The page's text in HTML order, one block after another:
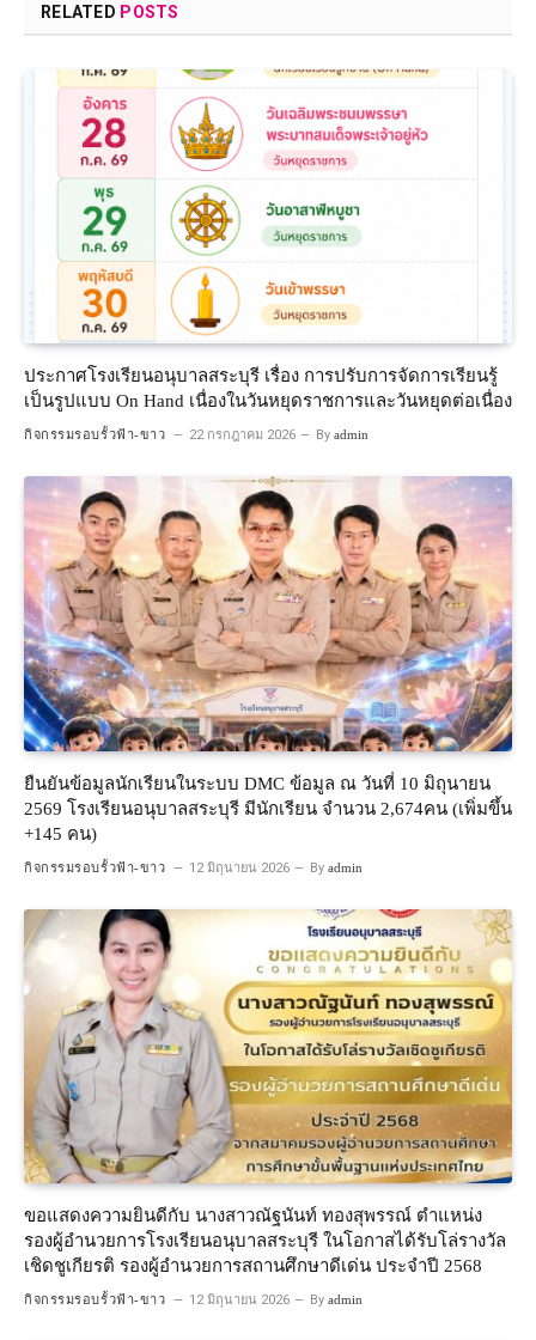
RELATED POSTS
ประกาศโรงเรียนอนุบาลสระบุรี เรื่อง การปรับการจัดการเรียนรู้
เป็นรูปแบบ On Hand เนื่องในวันหยุดราชการและวันหยุดต่อเนื่อง
กิจกรรมรอบรั้วฟ้า-ขาว 22 กรกฎาคม 2026 By admin
ยืนยันข้อมูลนักเรียนในระบบ DMC ข้อมูล ณ วันที่ 10 มิถุนายน
2569 โรงเรียนอนุบาลสระบุรี มีนักเรียน จำนวน 2,674คน (เพิ่มขึ้น
+145 คน)
กิจกรรมรอบรั้วฟ้า-ขาว 12 มิถุนายน 2026 By admin
ขอแสดงความยินดีกับ นางสาวณัฐนันท์ ทองสุพรรณ์ ตำแหน่ง
รองผู้อำนวยการโรงเรียนอนุบาลสระบุรี ในโอกาสได้รับโล่รางวัล
เชิดชูเกียรติ รองผู้อำนวยการสถานศึกษาดีเด่น ประจำปี 2568
กิจกรรมรอบรั้วฟ้า-ขาว 12 มิถุนายน 2026 By admin